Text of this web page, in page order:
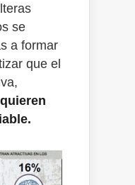
se
a formar
que el
quieren